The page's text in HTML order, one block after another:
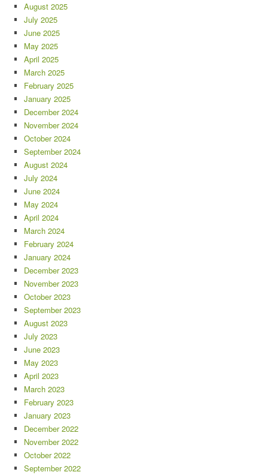
August 2025
July 2025
June 2025
May 2025
April 2025
March 2025
February 2025
January 2025
December 2024
November 2024
October 2024
September 2024
August 2024
July 2024
June 2024
May 2024
April 2024
March 2024
February 2024
January 2024
December 2023
November 2023
October 2023
September 2023
August 2023
July 2023
June 2023
May 2023
April 2023
March 2023
February 2023
January 2023
December 2022
November 2022
October 2022
September 2022